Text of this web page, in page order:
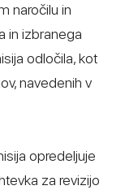
naročilu in
in izbranega
odločila, kot
navedenih v
opredeljuje
za revizijo